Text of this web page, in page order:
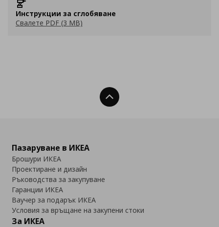
Инструкции за сглобяване
Свалете PDF (3 MB)
Нагоре
Пазаруване в ИКЕА
Брошури ИКЕА
Проектиране и дизайн
Ръководства за закупуване
Гаранции ИКЕА
Ваучер за подарък ИКЕА
Условия за връщане на закупени стоки
За ИКЕА